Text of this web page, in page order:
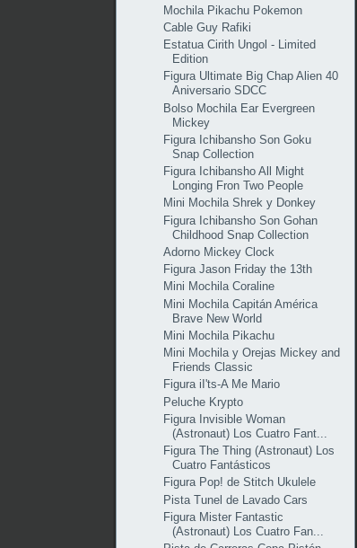
Mochila Pikachu Pokemon
Cable Guy Rafiki
Estatua Cirith Ungol - Limited
Edition
Figura Ultimate Big Chap Alien 40
Aniversario SDCC
Bolso Mochila Ear Evergreen
Mickey
Figura Ichibansho Son Goku
Snap Collection
Figura Ichibansho All Might
Longing Fron Two People
Mini Mochila Shrek y Donkey
Figura Ichibansho Son Gohan
Childhood Snap Collection
Adorno Mickey Clock
Figura Jason Friday the 13th
Mini Mochila Coraline
Mini Mochila Capitán América
Brave New World
Mini Mochila Pikachu
Mini Mochila y Orejas Mickey and
Friends Classic
Figura iI'ts-A Me Mario
Peluche Krypto
Figura Invisible Woman
(Astronaut) Los Cuatro Fant...
Figura The Thing (Astronaut) Los
Cuatro Fantásticos
Figura Pop! de Stitch Ukulele
Pista Tunel de Lavado Cars
Figura Mister Fantastic
(Astronaut) Los Cuatro Fan...